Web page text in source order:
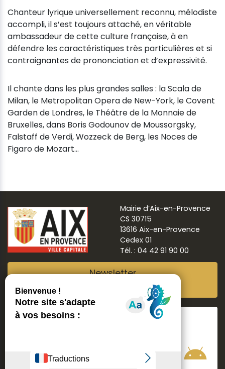
Chanteur lyrique universellement reconnu, mélodiste
accompli, il s’est toujours attaché, en véritable
ambassadeur de cette culture française, à en
défendre les caractéristiques très particulières et si
contraignantes de prononciation et d’expressivité.
Il chante dans les plus grandes salles : la Scala de
Milan, le Metropolitan Opera de New-York, le Covent
Garden de Londres, le Théâtre de la Monnaie de
Bruxelles, dans Boris Godounov de Moussorgsky,
Falstaff de Verdi, Wozzeck de Berg, les Noces de
Figaro de Mozart...
Mairie d’Aix-en-Provence
CS 30715
13616 Aix-en-Provence
Cedex 01
Tél. : 04 42 91 90 00
Newsletter
Suivre Aix ma ville